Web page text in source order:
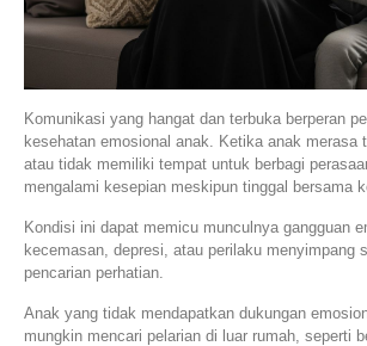
Komunikasi yang hangat dan terbuka berperan
kesehatan emosional anak. Ketika anak merasa
atau tidak memiliki tempat untuk berbagi
mengalami kesepian meskipun tinggal bersama
Kondisi ini dapat memicu munculnya gangguan
kecemasan, depresi, atau perilaku menyimpang
pencarian perhatian.
Anak yang tidak mendapatkan dukungan
mungkin mencari pelarian di luar rumah, seperti